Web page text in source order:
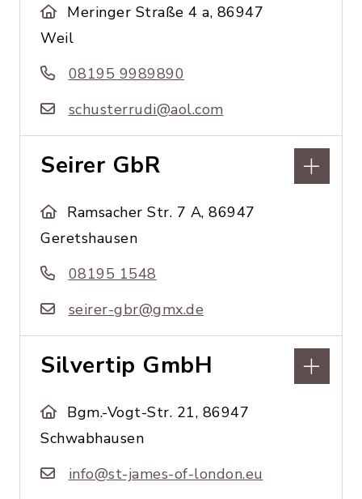
Meringer Straße 4 a, 86947
Weil
08195 9989890
schusterrudi@aol.com
Seirer GbR
Ramsacher Str. 7 A, 86947
Geretshausen
08195 1548
seirer-gbr@gmx.de
Silvertip GmbH
Bgm.-Vogt-Str. 21, 86947
Schwabhausen
info@st-james-of-london.eu